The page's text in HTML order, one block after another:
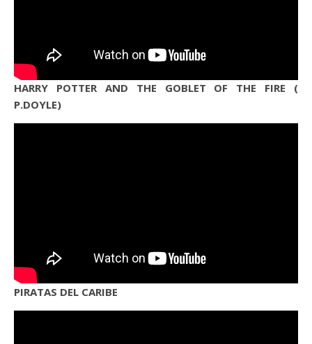
HARRY POTTER AND THE GOBLET OF THE FIRE (
P.DOYLE)
PIRATAS DEL CARIBE